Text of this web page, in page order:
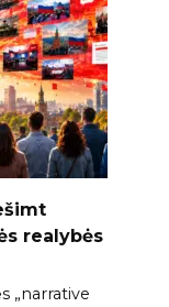
realybės
„narrative